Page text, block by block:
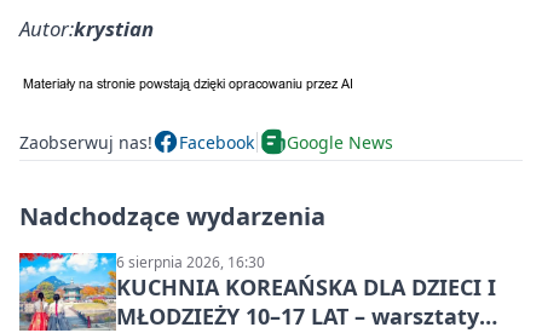
Autor:krystian
Zaobserwuj nas! Facebook Google News
Nadchodzące wydarzenia
6 sierpnia 2026, 16:30
KUCHNIA KOREAŃSKA DLA DZIECI I
MŁODZIEŻY 10–17 LAT – warsztaty